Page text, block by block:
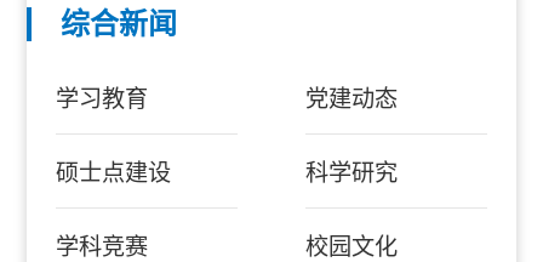
综合新闻
学习教育 党建动态
硕士点建设 科学研究
学科竞赛 校园文化